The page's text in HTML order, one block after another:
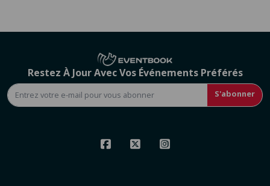
Restez À Jour Avec Vos Événements Préférés
S'abonner